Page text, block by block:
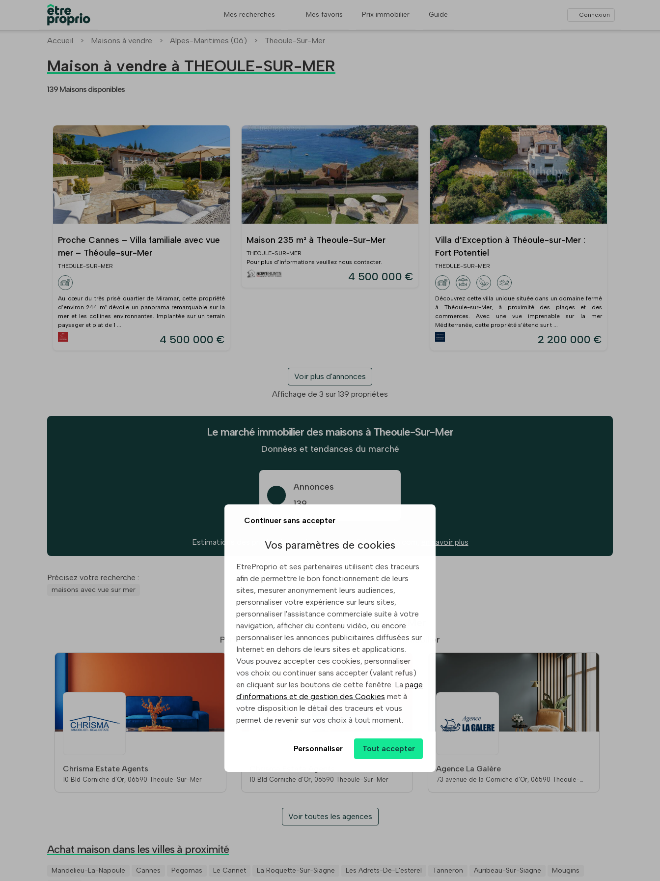
Mes recherches Mes favoris Prix immobilier Guide Connexion
Accueil > Maisons à vendre > Alpes-Maritimes (06) > Theoule-Sur-Mer
Maison à vendre à THEOULE-SUR-MER
139 Maisons disponibles
Proche Cannes – Villa familiale avec vue
mer – Théoule-sur-Mer
THEOULE-SUR-MER
Au cœur du très prisé quartier de Miramar, cette propriété
d’environ 244 m² dévoile un panorama remarquable sur la
mer et les collines environnantes. Implantée sur un terrain
paysager et plat de 1 ...
4 500 000 €
Maison 235 m² à Theoule-Sur-Mer
THEOULE-SUR-MER
Pour plus d'informations veuillez nous contacter.
4 500 000 €
Villa d’Exception à Théoule-sur-Mer :
Fort Potentiel
THEOULE-SUR-MER
Découvrez cette villa unique située dans un domaine fermé
à Théoule-sur-Mer, à proximité des plages et des
commerces. Avec une vue imprenable sur la mer
Méditerranée, cette propriété s’étend sur t ...
2 200 000 €
Voir plus d'annonces
Affichage de 3 sur 139 propriétes
Le marché immobilier des maisons à Theoule-Sur-Mer
Données et tendances du marché
Annonces
139
Estimations des prix basées sur les annonces d’etreproprio.com, en savoir plus
Précisez votre recherche :
maisons avec vue sur mer
Agences immobilières à Theoule-Sur-Mer
Partenaires de confiance pour votre projet immobilier
Chrisma Estate Agents
10 Bld Corniche d'Or, 06590 Theoule-Sur-Mer 10 Bld Corniche d'Or, 06590 Theoule-Sur-Mer
Agence La Galère
73 avenue de la Corniche d'Or, 06590 Theoule-
Voir toutes les agences
Achat maison dans les villes à proximité
Mandelieu-La-Napoule Cannes Pegomas Le Cannet La Roquette-Sur-Siagne Les Adrets-De-L'esterel Tanneron Auribeau-Sur-Siagne Mougins
Continuer sans accepter
Vos paramètres de cookies
EtreProprio et ses partenaires utilisent des traceurs
afin de permettre le bon fonctionnement de leurs
sites, mesurer anonymement leurs audiences,
personnaliser votre expérience sur leurs sites,
personnaliser l'assistance commerciale suite à votre
navigation, afficher du contenu vidéo, ou encore
personnaliser les annonces publicitaires diffusées sur
Internet en dehors de leurs sites et applications.
Vous pouvez accepter ces cookies, personnaliser
vos choix ou continuer sans accepter (valant refus)
en cliquant sur les boutons de cette fenêtre. La page
d'informations et de gestion des Cookies met à
votre disposition le détail des traceurs et vous
permet de revenir sur vos choix à tout moment.
Personnaliser Tout accepter